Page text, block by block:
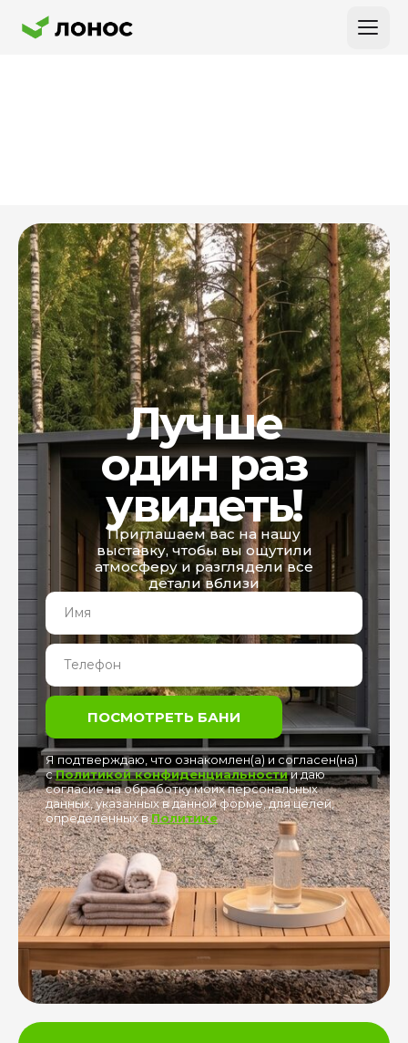
Лучше
один раз
увидеть!
Приглашаем вас на нашу
выставку, чтобы вы ощутили
атмосферу и разглядели все
детали вблизи
ПОСМОТРЕТЬ БАНИ
Я подтверждаю, что ознакомлен(а) и согласен(на)
сПолитикой конфиденциальностии даю
согласие на обработку моих персональных
данных, указанных в данной форме, для целей,
определённых вПолитике